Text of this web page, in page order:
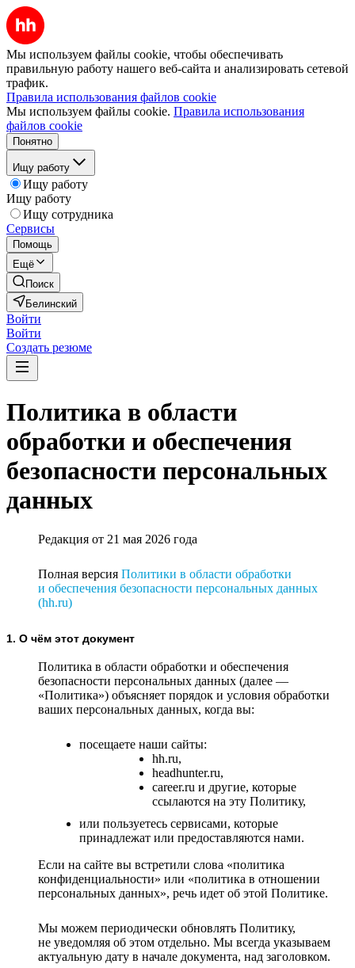
Мы используем файлы cookie, чтобы обеспечивать
правильную работу нашего веб-сайта и анализировать сетевой
трафик.
Правила использования файлов cookie
Мы используем файлы cookie. Правила использования
файлов cookie
Понятно
Ищу работу
Ищу работу
Ищу работу
Ищу сотрудника
Сервисы
Помощь
Ещё
Поиск
Белинский
Войти
Войти
Создать резюме
Политика в области
обработки и обеспечения
безопасности персональных
данных
Редакция от 21 мая 2026 года
Полная версия Политики в области обработки
и обеспечения безопасности персональных данных
(hh.ru)
1. О чём этот документ
Политика в области обработки и обеспечения
безопасности персональных данных (далее —
«Политика») объясняет порядок и условия обработки
ваших персональных данных, когда вы:
посещаете наши сайты:
hh.ru,
headhunter.ru,
career.ru и другие, которые
ссылаются на эту Политику,
или пользуетесь сервисами, которые
принадлежат или предоставляются нами.
Если на сайте вы встретили слова «политика
конфиденциальности» или «политика в отношении
персональных данных», речь идет об этой Политике.
Мы можем периодически обновлять Политику,
не уведомляя об этом отдельно. Мы всегда указываем
актуальную дату в начале документа, над заголовком.